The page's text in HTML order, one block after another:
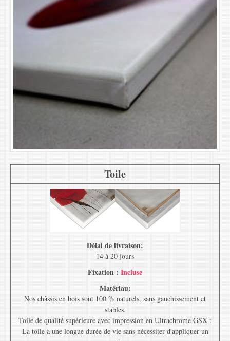
Toile
Délai de livraison:
14 à 20 jours
Fixation : Incluse
Matériau:
Nos châssis en bois sont 100 % naturels, sans gauchissement et
stables.
Toile de qualité supérieure avec impression en Ultrachrome GSX :
La toile a une longue durée de vie sans nécessiter d'appliquer un